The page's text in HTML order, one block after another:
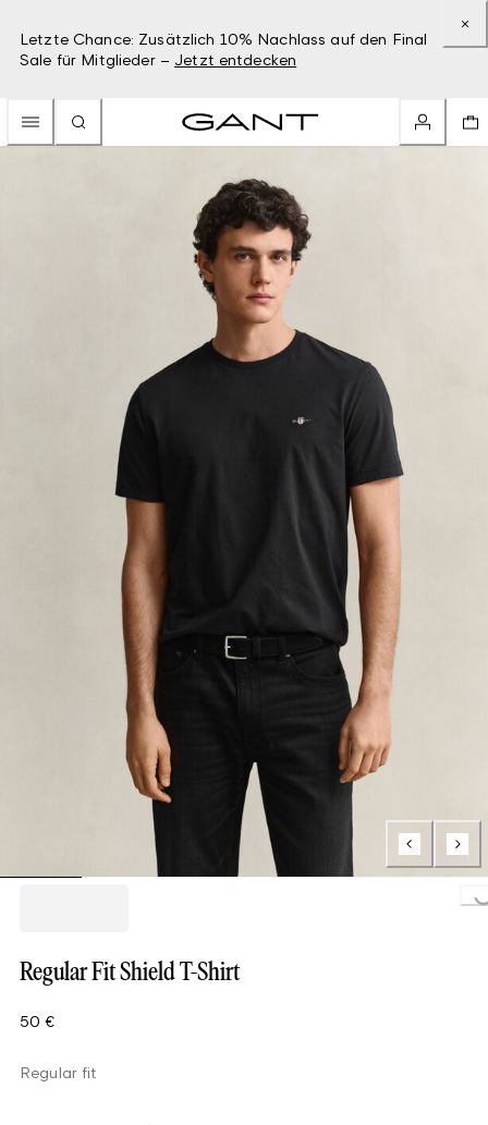
Letzte Chance: Zusätzlich 10% Nachlass auf den Final
Sale für Mitglieder – Jetzt entdecken
Regular Fit Shield T-Shirt
50 €
Regular fit